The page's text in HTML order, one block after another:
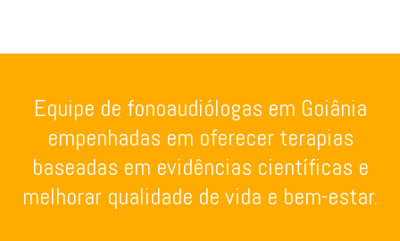
Equipe de fonoaudiólogas em Goiânia
empenhadas em oferecer terapias
baseadas em evidências científicas e
melhorar qualidade de vida e bem-estar.